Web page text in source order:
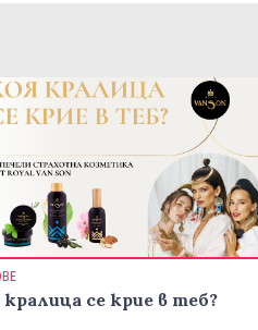
се крие в теб?